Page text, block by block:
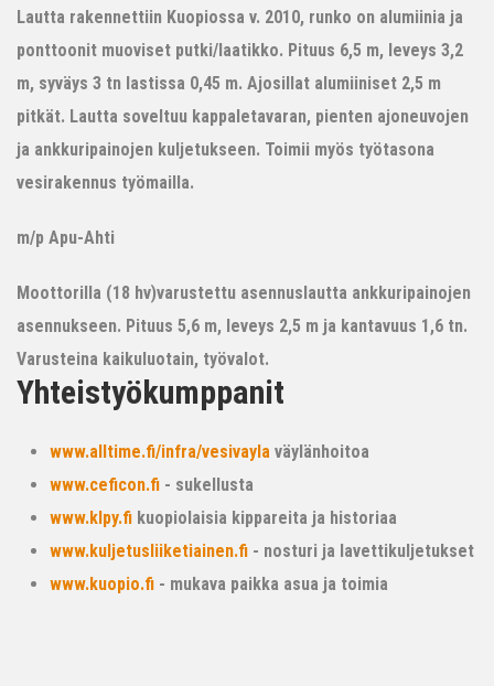
Lautta rakennettiin Kuopiossa v. 2010, runko on alumiinia ja
ponttoonit muoviset putki/laatikko. Pituus 6,5 m, leveys 3,2
m, syväys 3 tn lastissa 0,45 m. Ajosillat alumiiniset 2,5 m
pitkät. Lautta soveltuu kappaletavaran, pienten ajoneuvojen
ja ankkuripainojen kuljetukseen. Toimii myös työtasona
vesirakennus työmailla.
m/p Apu-Ahti
Moottorilla (18 hv)varustettu asennuslautta ankkuripainojen
asennukseen. Pituus 5,6 m, leveys 2,5 m ja kantavuus 1,6 tn.
Varusteina kaikuluotain, työvalot.
Yhteistyökumppanit
www.alltime.fi/infra/vesivayla väylänhoitoa
www.ceficon.fi - sukellusta
www.klpy.fi kuopiolaisia kippareita ja historiaa
www.kuljetusliiketiainen.fi - nosturi ja lavettikuljetukset
www.kuopio.fi - mukava paikka asua ja toimia